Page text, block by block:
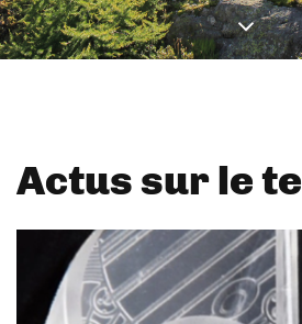
Actus sur le